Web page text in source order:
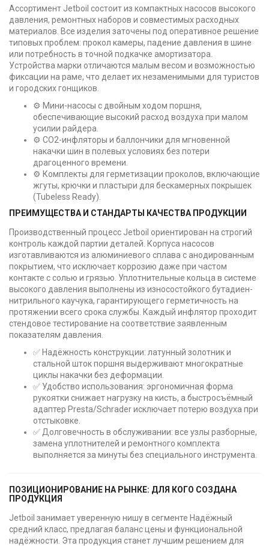
Ассортимент Jetboil состоит из компактных насосов высокого
давления, ремонтных наборов и совместимых расходных
материалов. Все изделия заточены под оперативное решение
типовых проблем: прокол камеры, падение давления в шине
или потребность в точной подкачке амортизатора.
Устройства марки отличаются малым весом и возможностью
фиксации на раме, что делает их незаменимыми для туристов
и городских гонщиков.
⚙️ Мини-насосы с двойным ходом поршня,
обеспечивающие высокий расход воздуха при малом
усилии райдера.
⚙️ CO2-инфляторы и баллончики для мгновенной
накачки шин в полевых условиях без потери
драгоценного времени.
⚙️ Комплекты для герметизации проколов, включающие
жгуты, крючки и пластыри для бескамерных покрышек
(Tubeless Ready).
ПРЕИМУЩЕСТВА И СТАНДАРТЫ КАЧЕСТВА ПРОДУКЦИИ
Производственный процесс Jetboil ориентирован на строгий
контроль каждой партии деталей. Корпуса насосов
изготавливаются из алюминиевого сплава с анодированным
покрытием, что исключает коррозию даже при частом
контакте с солью и грязью. Уплотнительные кольца в системе
высокого давления выполнены из износостойкого бутадиен-
нитрильного каучука, гарантирующего герметичность на
протяжении всего срока службы. Каждый инфлятор проходит
стендовое тестирование на соответствие заявленным
показателям давления.
✅ Надёжность конструкции: латунный золотник и
стальной шток поршня выдерживают многократные
циклы накачки без деформации.
✅ Удобство использования: эргономичная форма
рукоятки снижает нагрузку на кисть, а быстросъёмный
адаптер Presta/Schrader исключает потерю воздуха при
отстыковке.
✅ Долговечность в обслуживании: все узлы разборные,
замена уплотнителей и ремонтного комплекта
выполняется за минуты без специального инструмента.
ПОЗИЦИОНИРОВАНИЕ НА РЫНКЕ: ДЛЯ КОГО СОЗДАНА
ПРОДУКЦИЯ
Jetboil занимает уверенную нишу в сегменте Надёжный
средний класс, предлагая баланс цены и функциональной
надёжности. Эта продукция станет лучшим решением для